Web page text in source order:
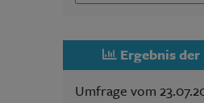
Ergebnis
Umfrage vom